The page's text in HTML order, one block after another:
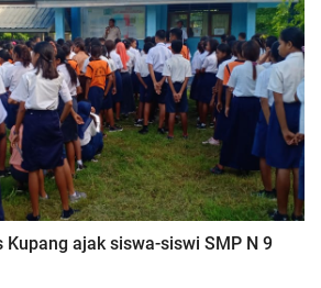
Kupang ajak siswa-siswi SMP N 9